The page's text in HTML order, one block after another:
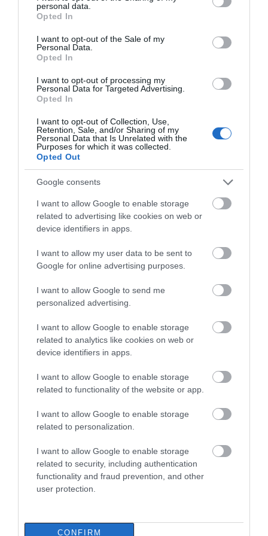
grant or deny consent to Google and its third-party tags to
use your data for below specified purposes in below Google
consent section.
personal data.
Opted In
I want to opt-out of the Sale of my
Personal Data.
Opted In
I want to opt-out of processing my
Personal Data for Targeted Advertising.
Opted In
I want to opt-out of Collection, Use,
Retention, Sale, and/or Sharing of my
Personal Data that Is Unrelated with the
Purposes for which it was collected.
Opted Out
Google consents
I want to allow Google to enable storage
related to advertising like cookies on web or
device identifiers in apps.
I want to allow my user data to be sent to
Google for online advertising purposes.
I want to allow Google to send me
personalized advertising.
I want to allow Google to enable storage
related to analytics like cookies on web or
device identifiers in apps.
I want to allow Google to enable storage
related to functionality of the website or app.
I want to allow Google to enable storage
related to personalization.
I want to allow Google to enable storage
related to security, including authentication
functionality and fraud prevention, and other
user protection.
CONFIRM
Σε πελάγη ευτυχίας
για τρίτη φορά παππούς!
08.08.2026 | 17:40
Ευρυδίκη Βαλαβάνη: Οι
οικογενειακές διακοπές στην
Εύβοια! Δείτε σε ποια παραλία
«Κόκκινος» συναγερμός στην
Εύβοια: Red Code αύριο Κυριακή –
Αυξημένη ετοιμότητα παντού
08.08.2026 | 17:00
Ρόδος: Έγραψαν 80χρονη για
κράνος!
08.08.2026 | 16:40
Θρήνος σε όλη την Εύβοια για τον
την ζωή
08.08.2026 | 16:20
Πάτρα: Θρήνος για μωράκι μόλις 8
ημερών – Νοσηλευόταν στη ΜΕΘ
Νεογνών
Αρχίζουν τα έργα για το νέο
08.08.2026 | 15:40
Φωτιά στη Βοιωτία: Έκτακτα
μέτρα στήριξης για την εστίαση
ζητά η ΠΣτΕ
08.08.2026 | 15:20
Αυτές είναι οι
επικίνδυνες εβδομάδες
του ελληνικού
καλοκαιριού για
φωτιές
Ευβοιώτη επιστήμονα!
Ποια έρευνά του
πρωταγωνιστεί
παγκοσμίως
Καρκίνος: Τα
αναμένεται να
αυξηθούν κατά 67%
έως το 2050